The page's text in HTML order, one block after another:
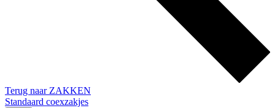
Terug naar ZAKKEN
Standaard coexzakjes